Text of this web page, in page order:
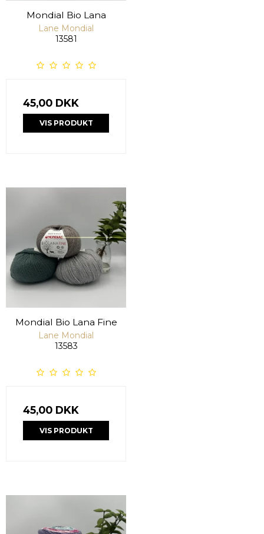
Mondial Bio Lana
Lane Mondial
13581
45,00 DKK
VIS PRODUKT
Mondial Bio Lana Fine
Lane Mondial
13583
45,00 DKK
VIS PRODUKT